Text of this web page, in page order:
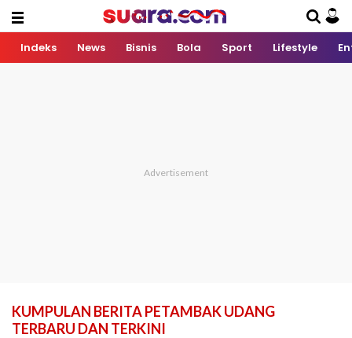
Indeks News Bisnis Bola Sport Lifestyle
KUMPULAN BERITA PETAMBAK UDANG
TERBARU DAN TERKINI